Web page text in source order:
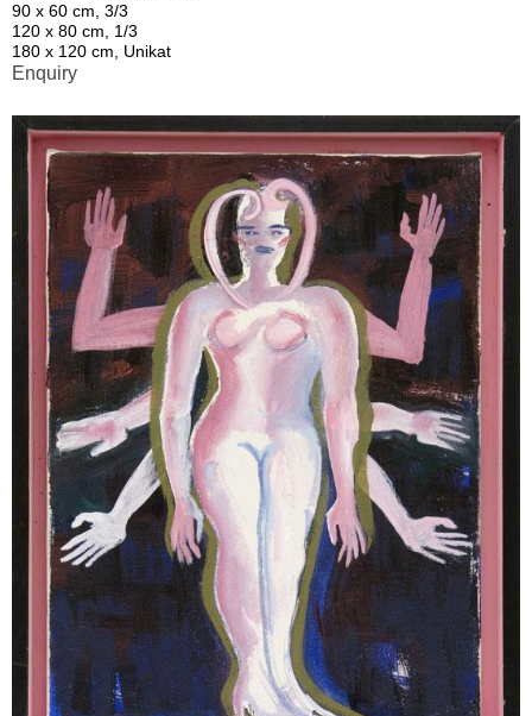
90 x 60 cm, 3/3
120 x 80 cm, 1/3
180 x 120 cm, Unikat
Enquiry